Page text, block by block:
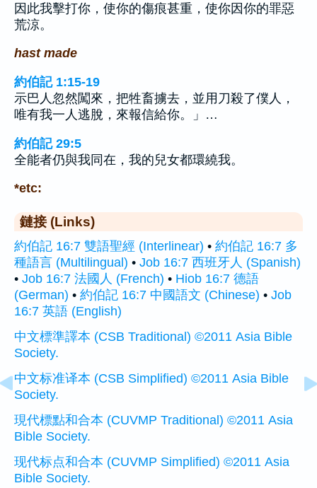
因此我擊打你，使你的傷痕甚重，使你因你的罪惡
荒涼。
hast made
約伯記 1:15-19
示巴人忽然闖來，把牲畜擄去，並用刀殺了僕人，
唯有我一人逃脫，來報信給你。」…
約伯記 29:5
全能者仍與我同在，我的兒女都環繞我。
*etc:
鏈接 (Links)
約伯記 16:7 雙語聖經 (Interlinear) • 約伯記 16:7 多
種語言 (Multilingual) • Job 16:7 西班牙人 (Spanish)
• Job 16:7 法國人 (French) • Hiob 16:7 德語
(German) • 約伯記 16:7 中國語文 (Chinese) • Job
16:7 英語 (English)
中文標準譯本 (CSB Traditional) ©2011 Asia Bible
Society.
中文标准译本 (CSB Simplified) ©2011 Asia Bible
Society.
現代標點和合本 (CUVMP Traditional) ©2011 Asia
Bible Society.
现代标点和合本 (CUVMP Simplified) ©2011 Asia
Bible Society.